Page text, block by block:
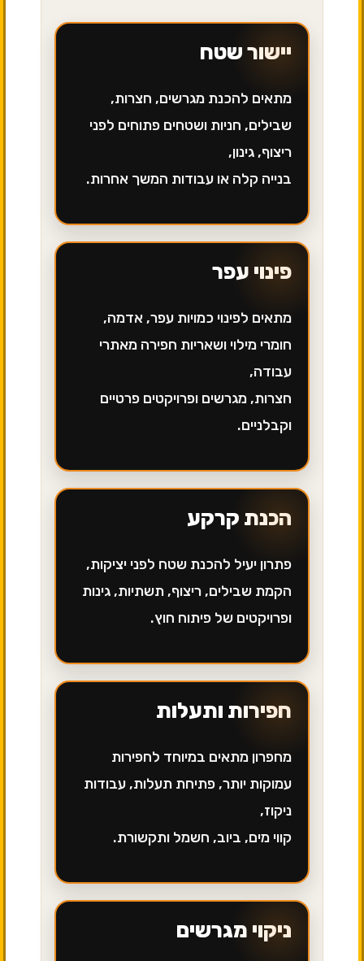
יישור שטח
מתאים להכנת מגרשים, חצרות,
שבילים, חניות ושטחים פתוחים לפני
ריצוף, גינון,
בנייה קלה או עבודות המשך אחרות.
פינוי עפר
מתאים לפינוי כמויות עפר, אדמה,
חומרי מילוי ושאריות חפירה מאתרי
עבודה,
חצרות, מגרשים ופרויקטים פרטיים
וקבלניים.
הכנת קרקע
פתרון יעיל להכנת שטח לפני יציקות,
הקמת שבילים, ריצוף, תשתיות, גינות
ופרויקטים של פיתוח חוץ.
חפירות ותעלות
מחפרון מתאים במיוחד לחפירות
עמוקות יותר, פתיחת תעלות, עבודות
ניקוז,
קווי מים, ביוב, חשמל ותקשורת.
ניקוי מגרשים